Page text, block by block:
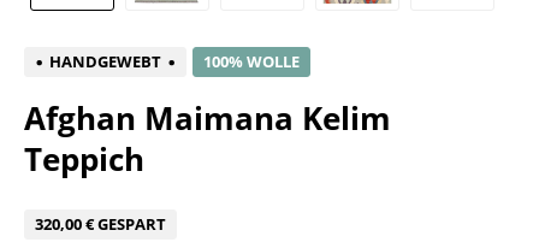
HANDGEWEBT 100% WOLLE
Afghan Maimana Kelim
Teppich
320,00 € GESPART